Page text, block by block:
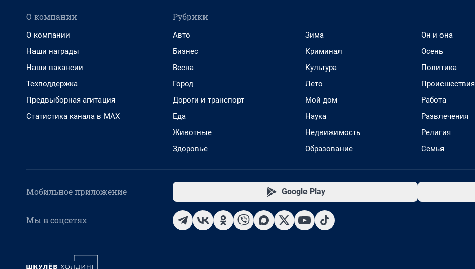
О компании
О компании
Наши награды
Наши вакансии
Техподдержка
Предвыборная агитация
Статистика канала в MAX
Рубрики
Авто
Бизнес
Весна
Город
Дороги и транспорт
Еда
Животные
Здоровье
Зима
Криминал
Культура
Лето
Мой дом
Наука
Недвижимость
Образование
Он и она
Осень
Политика
Происшествия
Работа
Развлечения
Религия
Семья
Мобильное приложение Google Play
Мы в соцсетях